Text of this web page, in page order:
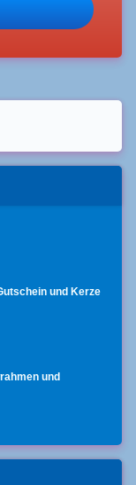
Quer durchs
und Kerze
und